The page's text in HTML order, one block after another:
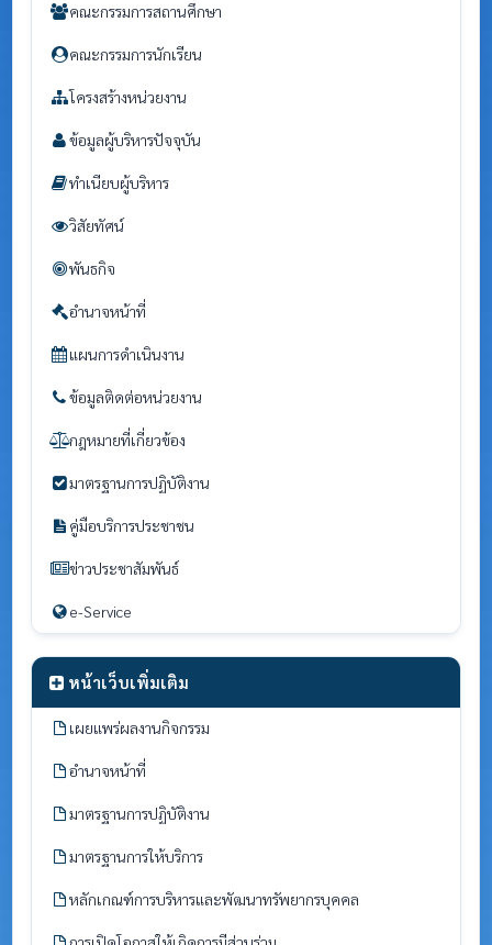
คณะกรรมการสถานศึกษา
คณะกรรมการนักเรียน
โครงสร้างหน่วยงาน
ข้อมูลผู้บริหารปัจจุบัน
ทำเนียบผู้บริหาร
วิสัยทัศน์
พันธกิจ
อำนาจหน้าที่
แผนการดำเนินงาน
ข้อมูลติดต่อหน่วยงาน
กฎหมายที่เกี่ยวข้อง
มาตรฐานการปฏิบัติงาน
คู่มือบริการประชาชน
ข่าวประชาสัมพันธ์
e-Service
หน้าเว็บเพิ่มเติม
เผยแพร่ผลงานกิจกรรม
อำนาจหน้าที่
มาตรฐานการปฏิบัติงาน
มาตรฐานการให้บริการ
หลักเกณฑ์การบริหารและพัฒนาทรัพยากรบุคคล